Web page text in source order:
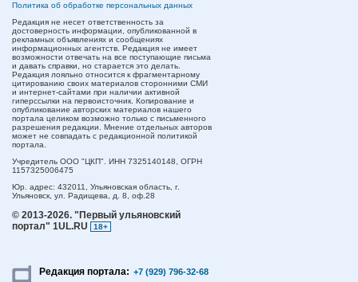
Политика об обработке персональных данных
Редакция не несет ответственность за
достоверность информации, опубликованной в
рекламных объявлениях и сообщениях
информационных агентств. Редакция не имеет
возможности отвечать на все поступающие письма
и давать справки, но старается это делать.
Редакция лояльно относится к фрагментарному
цитированию своих материалов сторонними СМИ
и интернет-сайтами при наличии активной
гиперссылки на первоисточник. Копирование и
опубликование авторских материалов нашего
портала целиком возможно только с письменного
разрешения редакции. Мнение отдельных авторов
может не совпадать с редакционной политикой
портала.
Учредитель ООО "ЦКП". ИНН 7325140148, ОГРН
1157325006475
Юр. адрес: 432011, Ульяновская область, г.
Ульяновск, ул. Радищева, д. 8, оф.28
© 2013-2026. "Первый ульяновский
портал" 1UL.RU
18+
Редакция портала: +7 (929) 796-32-68